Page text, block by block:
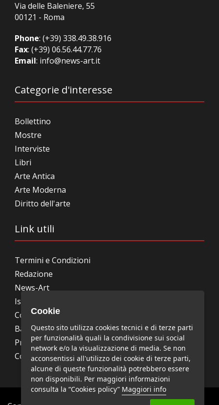
Via delle Baleniere, 55
00121 - Roma
Phone: (+39) 338.49.38.916
Fax: (+39) 06.56.44.77.76
Email: info@news-art.it
Categorie d'interesse
Bollettino
Mostre
Interviste
Libri
Arte Antica
Arte Moderna
Diritto dell'arte
Link utili
Termini e Condizioni
Redazione
News-Art
Iscrizione alla newsletter
Collabora con noi
Bandi, concorsi, premi
Privacy Policy
Cookie Policy
Cookie
Questo sito utilizza cookies tecnici e di terze parti
per funzionalità quali la condivisione sui social
network e/o la visualizzazione di media. Se non
acconsentissi all'utilizzo dei cookie di terze parti,
alcune di queste funzionalità potrebbero essere
non disponibili. Per maggiori informazioni
consulta la “Cookies policy” Maggiori info